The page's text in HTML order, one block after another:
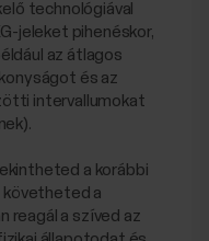
technológiával
jeleket pihenéskor,
az átlagos
és az
intervallumokat
a korábbi
követheted a
reagál a szíved az